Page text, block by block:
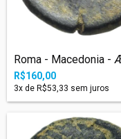
Roma - Macedonia -
R$160,00
3x de R$53,33 sem juros